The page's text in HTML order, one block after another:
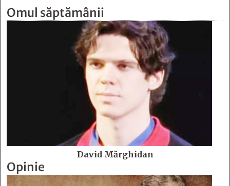
Omul săptămânii
David Mărghidan
Opinie